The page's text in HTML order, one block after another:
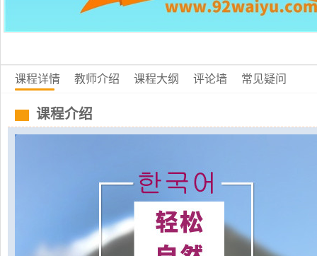
课程详情 教师介绍 课程大纲 评论墙 常见疑问
课程介绍